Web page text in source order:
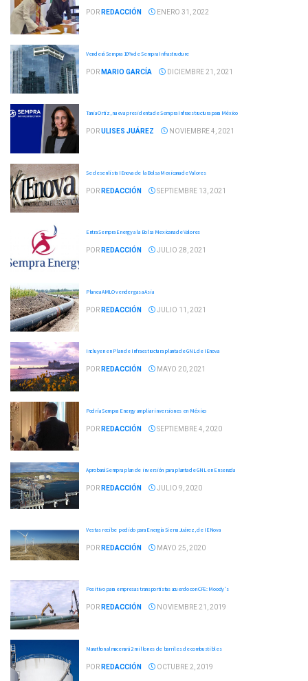
POR REDACCIÓN ENERO 31, 2022
Venderá Sempra 10% de Sempra Infrastructure
POR MARIO GARCÍA DICIEMBRE 21, 2021
Tania Ortiz, nueva presidenta de Sempra Infraestructura para México
PORULISES JUÁREZ NOVIEMBRE 4, 2021
Se desenlista IEnova de la Bolsa Mexicana de Valores
POR REDACCIÓN SEPTIEMBRE 13, 2021
Entra Sempra Energy a la Bolsa Mexicana de Valores
POR REDACCIÓN JULIO 28, 2021
Planea AMLO vender gas a Asia
POR REDACCIÓN JULIO 11, 2021
Incluyen en Plan de Infraestructura planta de GNL de IEnova
POR REDACCIÓN MAYO 20, 2021
Podría Sempra Energy ampliar inversiones en México
POR REDACCIÓN SEPTIEMBRE 4, 2020
Aprobará Sempra plan de inversión para planta de GNL en Ensenada
POR REDACCIÓN JULIO 9, 2020
Vestas recibe pedido para Energía Sierra Juárez, de IENova
POR REDACCIÓN MAYO 25, 2020
Positivo para empresas transportistas acuerdo con CFE: Moody's
POR REDACCIÓN NOVIEMBRE 21, 2019
Marathon almacenará 2 millones de barriles de combustibles
POR REDACCIÓN OCTUBRE 2, 2019